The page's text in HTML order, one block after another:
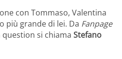
con Tommaso, Valentina
più grande di lei. Da Fanpage
si chiama Stefano